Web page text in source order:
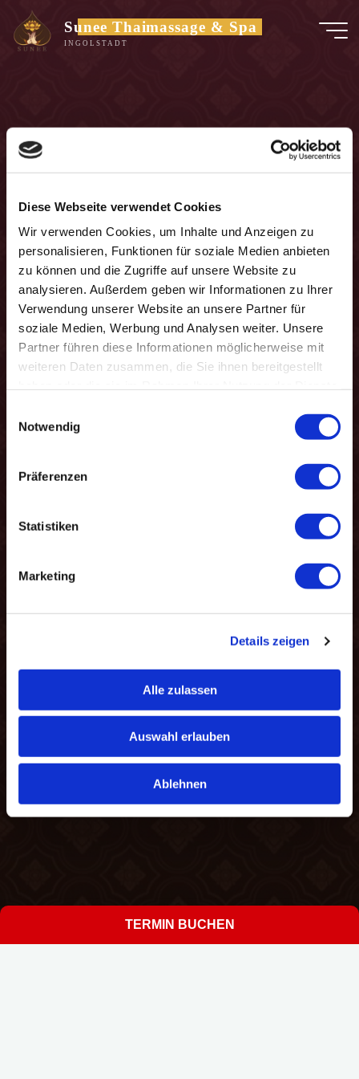
Diese Webseite verwendet Cookies
Wir verwenden Cookies, um Inhalte und Anzeigen zu
personalisieren, Funktionen für soziale Medien anbieten
zu können und die Zugriffe auf unsere Website zu
analysieren. Außerdem geben wir Informationen zu Ihrer
Verwendung unserer Website an unsere Partner für
soziale Medien, Werbung und Analysen weiter. Unsere
Partner führen diese Informationen möglicherweise mit
weiteren Daten zusammen, die Sie ihnen bereitgestellt
Notwendig
Präferenzen
Statistiken
Marketing
Details zeigen
Alle zulassen
Auswahl erlauben
Ablehnen
Inhalt
springen
Sunee Thaimassage & Spa
INGOLSTADT
TERMIN BUCHEN